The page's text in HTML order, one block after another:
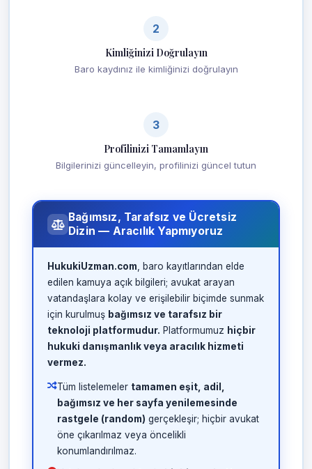
2
Kimliğinizi Doğrulayın
Baro kaydınız ile kimliğinizi doğrulayın
3
Profilinizi Tamamlayın
Bilgilerinizi güncelleyin, profilinizi güncel tutun
Bağımsız, Tarafsız ve Ücretsiz
Dizin — Aracılık Yapmıyoruz
HukukiUzman.com , baro kayıtlarından elde
edilen kamuya açık bilgileri; avukat arayan
vatandaşlara kolay ve erişilebilir biçimde sunmak
için kurulmuş bağımsız ve tarafsız bir
teknoloji platformudur. Platformumuz hiçbir
hukuki danışmanlık veya aracılık hizmeti
vermez.
Tüm listelemeler tamamen eşit, adil,
bağımsız ve her sayfa yenilemesinde
rastgele (random) gerçekleşir; hiçbir avukat
öne çıkarılmaz veya öncelikli
konumlandırılmaz.